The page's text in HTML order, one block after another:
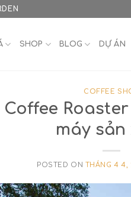
SHOP BLOG DỰ ÁN
COFFEE
máy sản
POSTED ON THÁNG 4 4,